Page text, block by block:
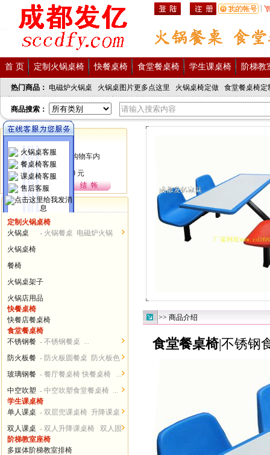
首 页 定制火锅桌椅 快餐桌椅 食堂餐桌椅 学生课桌椅 阶梯教
热门商品： 电磁炉火锅桌 火锅桌图片更多点这里 火锅桌椅定做 食堂餐桌椅定
商品搜索：
购物车
商品分类
定制火锅桌椅
- 火锅餐桌 电磁炉火锅
火锅桌
火锅桌椅
餐椅
火锅桌架子
火锅店用品
快餐桌椅
快餐店餐桌椅
食堂餐桌椅
- 不锈钢餐桌 ...
不锈钢餐
桌椅
- 防火板圆餐桌 防火板色
卡...
防火板餐
桌椅
- 餐厅餐桌椅 快餐桌椅 ...
玻璃钢餐
桌椅
- 中空吹塑食堂餐桌椅 ...
中空吹塑
餐桌椅
学生课桌椅
- 双层兜课桌椅 升降课桌
椅...
单人课桌
椅
- 双人升降课桌椅 双人固
定课桌椅 ...
双人课桌
椅
阶梯教室座椅
多媒体阶梯教室排椅
>> 商品介绍
食堂餐桌椅|不锈钢
火锅桌客服
餐桌椅客服
课桌椅客服
售后客服
发亿服务热线